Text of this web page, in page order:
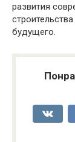
развития
будущего.